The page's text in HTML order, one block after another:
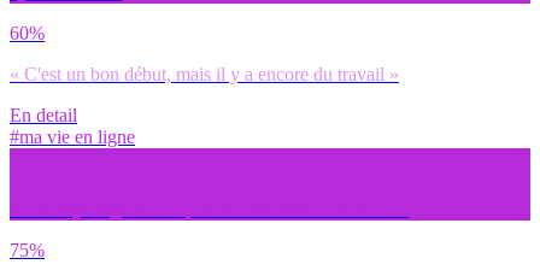
60%
« C'est un bon début, mais il y a encore du travail »
En detail
#ma vie en ligne
75%